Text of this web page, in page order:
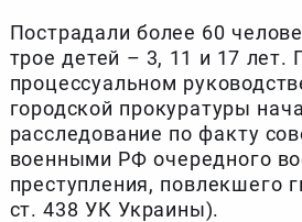
Пострадали более 60
трое детей – 3, 11 и 17 лет.
процессуальном
городской прокуратуры
расследование по факту
военными РФ очередного
преступления, повлекшего
ст. 438 УК Украины).